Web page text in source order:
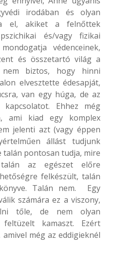
irodában és olyan
el, akiket a felnőttek
és/vagy fizikai
védenceinek,
és összetartó világ a
nem biztos, hogy hinni
elvesztette édesapját,
van egy húga, de az
Ehhez még
ami kiad egy komplex
jelenti azt (vagy éppen
állást tudjunk
talán pontosan tudja, mire
az egészet előre
felkészült, talán
Talán nem. Egy
számára ez a viszony,
tőle, de nem olyan
kamaszt. Ezért
még az eddigieknél